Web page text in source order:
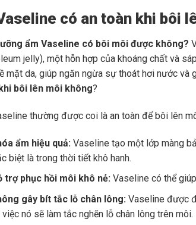
có an toàn khi bôi
ẩm Vaseline có bôi môi được không?
jelly), một hỗn hợp của khoáng chất và
mặt da, giúp ngăn ngừa sự thoát hơi nước và
bôi lên môi không?
thường được coi là an toàn để bôi lên
ẩm hiệu quả: Vaseline tạo một lớp màng
biệt là trong thời tiết khô hanh.
trợ phục hồi môi khô nẻ: Vaseline có thể
gây bít tắc lỗ chân lông: Vaseline được
việc nó sẽ làm tắc nghẽn lỗ chân lông trên môi.